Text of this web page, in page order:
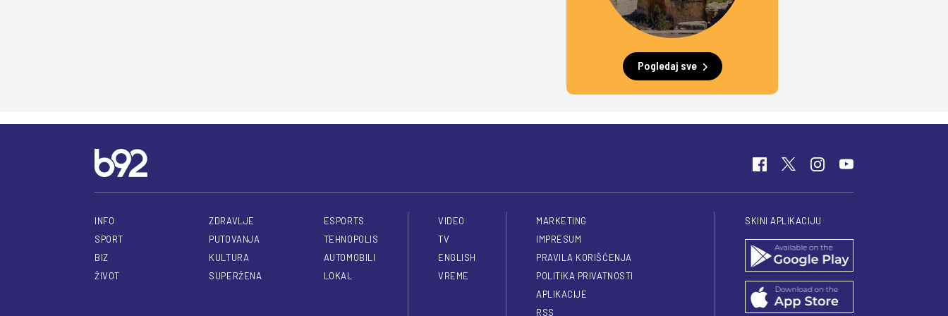
Pogledaj sve
INFO
SPORT
BIZ
ŽIVOT
ZDRAVLJE
PUTOVANJA
KULTURA
SUPERŽENA
ESPORTS
TEHNOPOLIS
AUTOMOBILI
LOKAL
VIDEO
TV
ENGLISH
VREME
MARKETING
IMPRESUM
PRAVILA KORIŠĆENJA
POLITIKA PRIVATNOSTI
APLIKACIJE
RSS
SKINI APLIKACIJU